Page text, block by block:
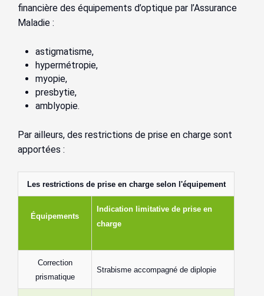
financière des équipements d’optique par l’Assurance
Maladie :
astigmatisme,
hypermétropie,
myopie,
presbytie,
amblyopie.
Par ailleurs, des restrictions de prise en charge sont
apportées :
Les restrictions de prise en charge selon l'équipement
Équipements
Indication limitative de prise en
charge
Correction
prismatique
Strabisme accompagné de diplopie